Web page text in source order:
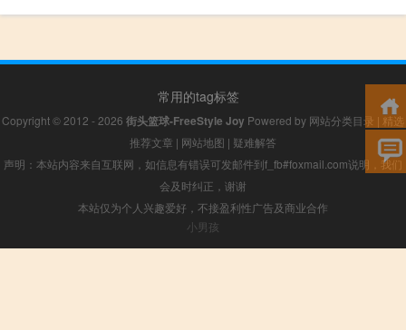
常用的tag标签
Copyright © 2012 - 2026 街头篮球-FreeStyle Joy Powered by 网站分类目录 | 精选
推荐文章 | 网站地图 | 疑难解答
声明：本站内容来自互联网，如信息有错误可发邮件到f_fb#foxmail.com说明，我们
会及时纠正，谢谢
本站仅为个人兴趣爱好，不接盈利性广告及商业合作
小男孩